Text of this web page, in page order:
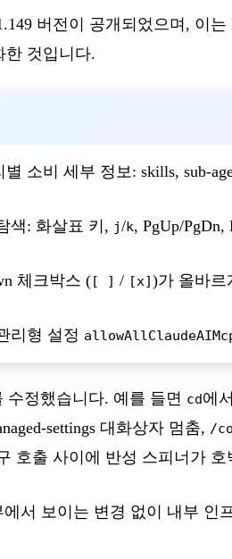
버전이 공개되었으며, 이
한 것입니다.
소비 세부 정보: skills, sub-
색: 화살표 키, j/k, PgUp/PgDn,
체크박스 ([ ] / [x])가 올바르
리형 설정
수정했습니다. 예를 들면 cd에
settings 대화상자 멈춤, /
호출 사이에 반성 스피너가
서 보이는 변경 없이 내부 인